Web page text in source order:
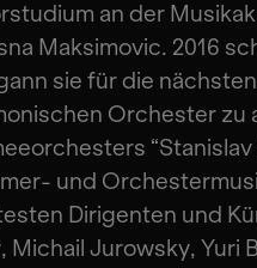
an der
Maksimovic. 2016
sie für die
Orchester zu
“Stanislav
und
Dirigenten und
Michail Jurowsky, Yuri